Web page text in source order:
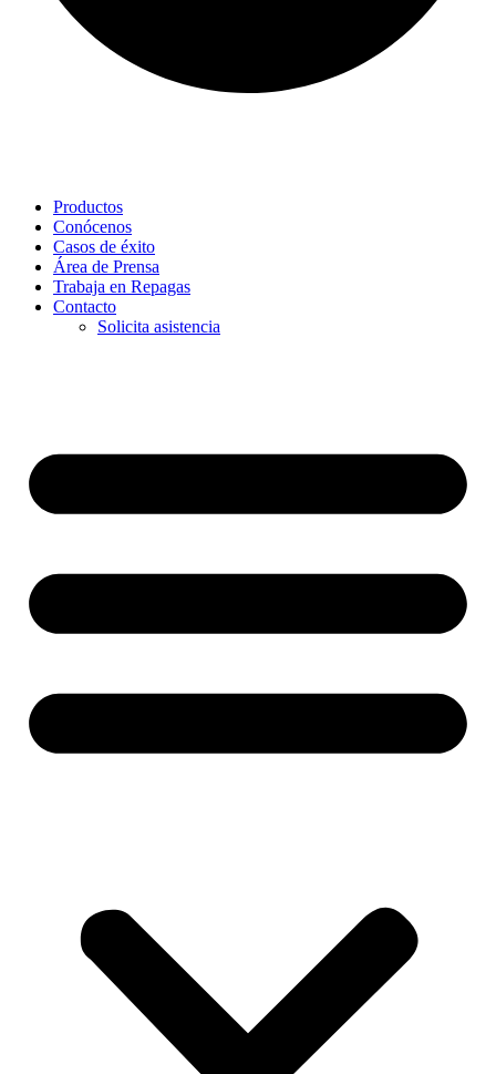
Productos
Conócenos
Casos de éxito
Área de Prensa
Trabaja en Repagas
Contacto
Solicita asistencia